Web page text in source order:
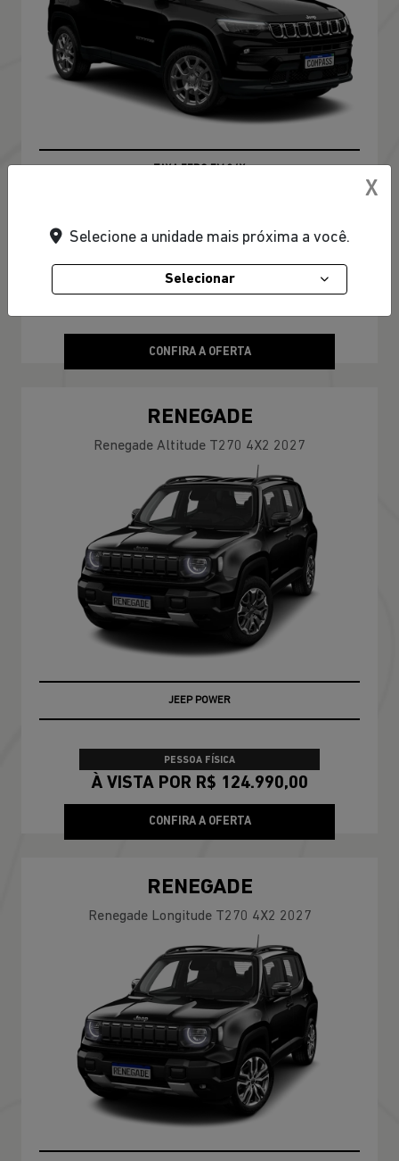
PESSOA FÍSICA
De: R$ 174.990,00
R$ 147.990,00
CONFIRA A OFERTA
RENEGADE
Renegade Altitude T270 4X2 2027
JEEP POWER
PESSOA FÍSICA
À VISTA POR R$ 124.990,00
CONFIRA A OFERTA
RENEGADE
Renegade Longitude T270 4X2 2027
X
Selecione a unidade mais próxima a você.
Selecionar